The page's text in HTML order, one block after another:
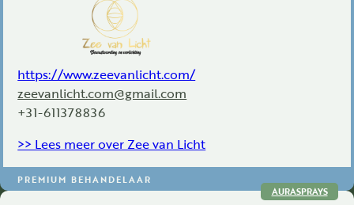
https://www.zeevanlicht.com/
zeevanlicht.com@gmail.com
+31-611378836
PREMIUM BEHANDELAAR
>> Lees meer over Zee van Licht
AURASPRAYS